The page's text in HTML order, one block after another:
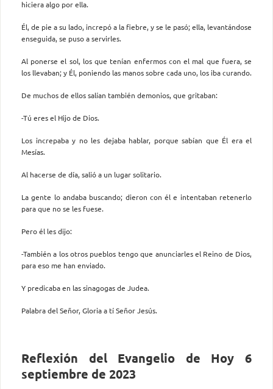
hiciera algo por ella.
Él, de pie a su lado, increpó a la fiebre, y se le pasó; ella, levantándose
enseguida, se puso a servirles.
Al ponerse el sol, los que tenían enfermos con el mal que fuera, se
los llevaban; y Él, poniendo las manos sobre cada uno, los iba curando.
De muchos de ellos salían también demonios, que gritaban:
-Tú eres el Hijo de Dios.
Los increpaba y no les dejaba hablar, porque sabían que Él era el
Mesías.
Al hacerse de día, salió a un lugar solitario.
La gente lo andaba buscando; dieron con él e intentaban retenerlo
para que no se les fuese.
Pero él les dijo:
-También a los otros pueblos tengo que anunciarles el Reino de Dios,
para eso me han enviado.
Y predicaba en las sinagogas de Judea.
Palabra del Señor, Gloria a tí Señor Jesús.
Reflexión del Evangelio de Hoy 6
septiembre de 2023